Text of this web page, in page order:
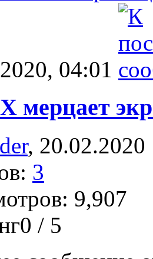
04:01
мерцает
, 20.02.2020
3
9,907
/ 5